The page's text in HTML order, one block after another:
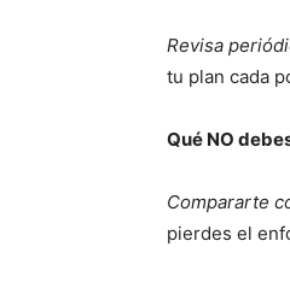
Revisa
tu plan cada
Qué NO
Compararte
pierdes el